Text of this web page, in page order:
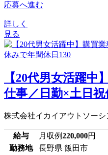
応募へ進む
詳しく
見る
【20代男女活躍中
仕事／日勤×土日
株式会社イカイアウトソーシ
給与 月収例220,000円
勤務地
長野県 飯田市